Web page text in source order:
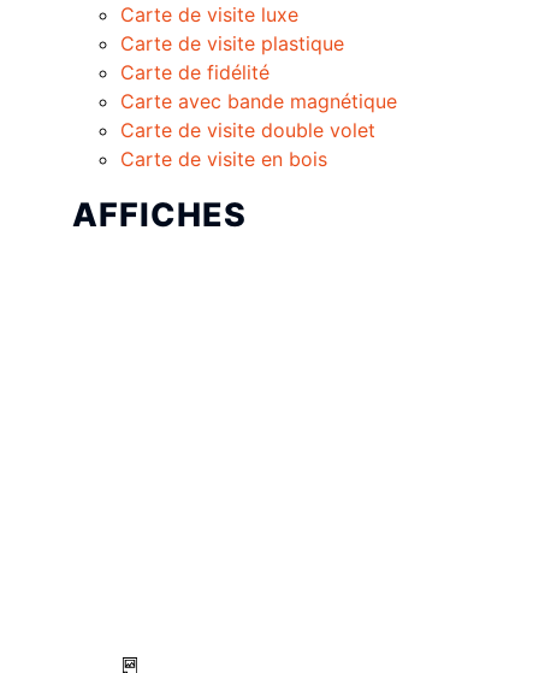
Carte de visite luxe
Carte de visite plastique
Carte de fidélité
Carte avec bande magnétique
Carte de visite double volet
Carte de visite en bois
AFFICHES